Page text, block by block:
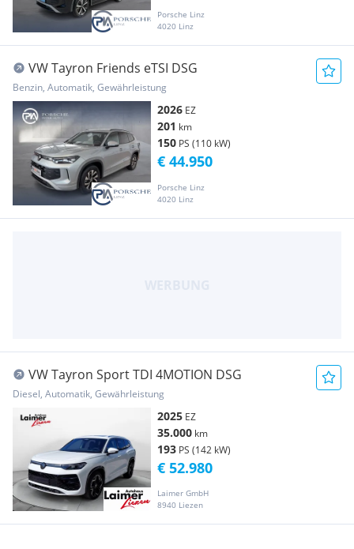
Porsche Linz
4020 Linz
VW Tayron Friends eTSI DSG
Benzin, Automatik, Gewährleistung
2026 EZ
201 km
150 PS (110 kW)
Porsche Linz
4020 Linz
€ 44.950
VW Tayron Sport TDI 4MOTION DSG
Diesel, Automatik, Gewährleistung
2025 EZ
35.000 km
193 PS (142 kW)
Laimer GmbH
8940 Liezen
€ 52.980